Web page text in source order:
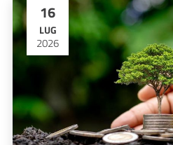
16
LUG
2026